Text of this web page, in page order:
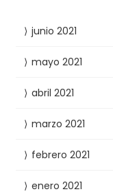
junio 2021
mayo 2021
abril 2021
marzo 2021
febrero 2021
enero 2021